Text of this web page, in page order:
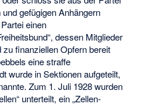
gefügigen Anhängern
einen
dessen Mitglieder
zu finanziellen Opfern bereit
eine straffe
wurde in Sektionen aufgeteilt,
Zum 1. Juli 1928 wurden
unterteilt, ein „Zellen-